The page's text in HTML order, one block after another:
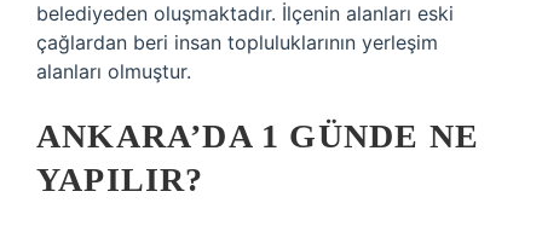
belediyeden oluşmaktadır. İlçenin alanları eski
çağlardan beri insan topluluklarının yerleşim
alanları olmuştur.
ANKARA’DA 1 GÜNDE NE
YAPILIR?